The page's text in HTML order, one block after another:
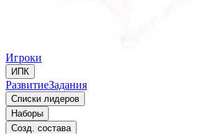
Игроки
ИПК
РазвитиеЗадания
Списки лидеров
Наборы
Созд. состава